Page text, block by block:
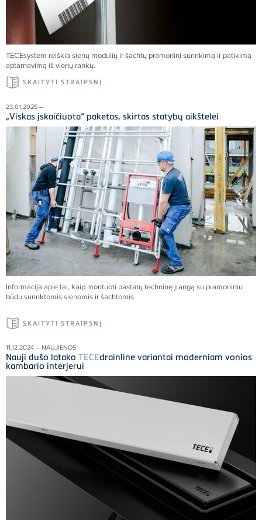
TECEsystem reiškia sienų modulių ir šachtų pramoninį surinkimą ir patikimą
aptarnavimą iš vienų rankų.
SKAITYTI STRAIPSNĮ
23.01.2025 –
„Viskas įskaičiuota“ paketas, skirtas statybų aikštelei
Informacija apie tai, kaip montuoti pastatų techninę įrangą su pramoniniu
būdu surinktomis sienomis ir šachtomis.
SKAITYTI STRAIPSNĮ
11.12.2024 – NAUJIENOS
Nauji dušo latako TECEdrainline variantai moderniam vonios
kambario interjerui